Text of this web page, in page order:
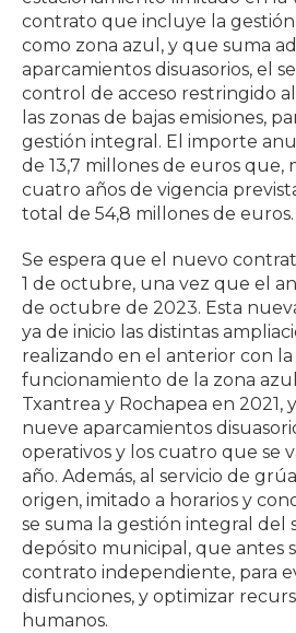
contrato que incluye la
como zona azul, y que suma
aparcamientos disuasorios, el
control de acceso restringido
las zonas de bajas emisiones,
gestión integral. El importe
de 13,7 millones de euros
cuatro años de vigencia
total de 54,8 millones de euros.
Se espera que el nuevo
1 de octubre, una vez que el
de octubre de 2023. Esta
ya de inicio las distintas
realizando en el anterior con
funcionamiento de la zona
Txantrea y Rochapea en 2021,
nueve aparcamientos
operativos y los cuatro que se
año. Además, al servicio de
origen, imitado a horarios y
se suma la gestión integral del
depósito municipal, que antes
contrato independiente, para
disfunciones, y optimizar
humanos.